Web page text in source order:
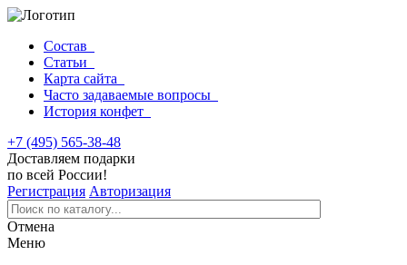
Состав
Статьи
Карта сайта
Часто задаваемые вопросы
История конфет
+7 (495) 565-38-48
Доставляем подарки
по всей России!
Регистрация Авторизация
Отмена
Меню